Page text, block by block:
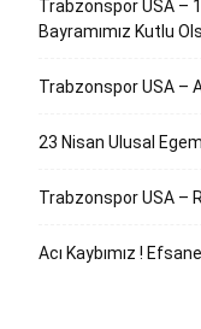
Trabzonspor USA –
Bayramımız Kutlu
Trabzonspor USA –
23 Nisan Ulusal
Trabzonspor USA –
Acı Kaybımız !